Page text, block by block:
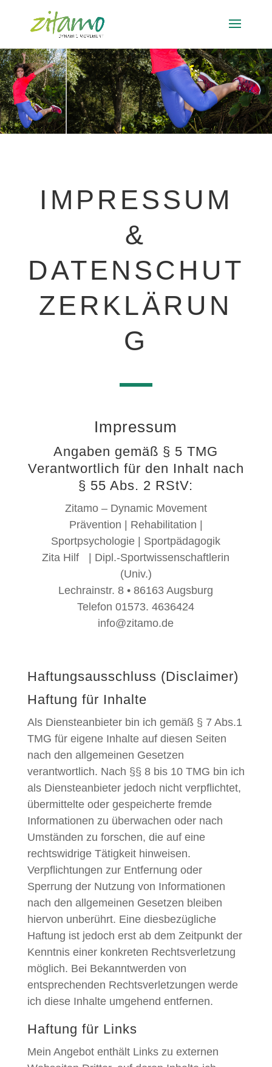
IMPRESSUM
&
DATENSCHUT
ZERKLÄRUN
G
Impressum
Angaben gemäß § 5 TMG
Verantwortlich für den Inhalt nach
§ 55 Abs. 2 RStV:
Zitamo – Dynamic Movement
Prävention | Rehabilitation |
Sportpsychologie | Sportpädagogik
Zita Hilf | Dipl.-Sportwissenschaftlerin
(Univ.)
Lechrainstr. 8 • 86163 Augsburg
Telefon 01573. 4636424
info@zitamo.de
Haftungsausschluss (Disclaimer)
Haftung für Inhalte
Als Diensteanbieter bin ich gemäß § 7 Abs.1
TMG für eigene Inhalte auf diesen Seiten
nach den allgemeinen Gesetzen
verantwortlich. Nach §§ 8 bis 10 TMG bin ich
als Diensteanbieter jedoch nicht verpflichtet,
übermittelte oder gespeicherte fremde
Informationen zu überwachen oder nach
Umständen zu forschen, die auf eine
rechtswidrige Tätigkeit hinweisen.
Verpflichtungen zur Entfernung oder
Sperrung der Nutzung von Informationen
nach den allgemeinen Gesetzen bleiben
hiervon unberührt. Eine diesbezügliche
Haftung ist jedoch erst ab dem Zeitpunkt der
Kenntnis einer konkreten Rechtsverletzung
möglich. Bei Bekanntwerden von
entsprechenden Rechtsverletzungen werde
ich diese Inhalte umgehend entfernen.
Haftung für Links
Mein Angebot enthält Links zu externen